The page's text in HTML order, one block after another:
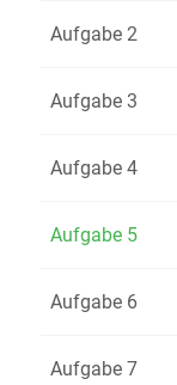
Aufgabe 2
Aufgabe 3
Aufgabe 4
Aufgabe 5
Aufgabe 6
Aufgabe 7